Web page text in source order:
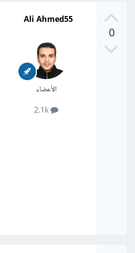
0
Ali Ahmed55
الأعضاء